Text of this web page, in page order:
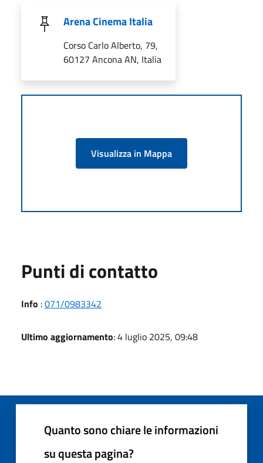
Arena Cinema Italia
Corso Carlo Alberto, 79,
60127 Ancona AN, Italia
Visualizza in Mappa
Punti di contatto
Info :071/0983342
Ultimo aggiornamento: 4 luglio 2025, 09:48
Quanto sono chiare le informazioni
su questa pagina?